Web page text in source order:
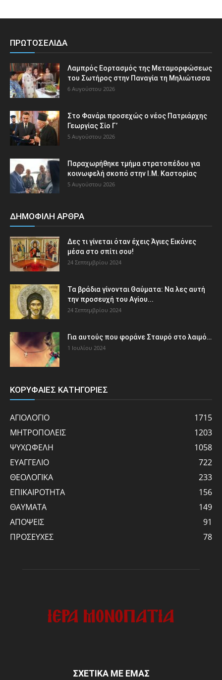
ΠΡΩΤΟΣΕΛΙΔΑ
Λαμπρός Εορτασμός της Μεταμορφώσεως
του Σωτήρος στην Παναγία τη Μηλιώτισσα
6 Αυγούστου 2026
Στο Φανάρι προσεχώς ο νέος Πατριάρχης
Γεωργίας Σίο Γ’
5 Αυγούστου 2026
Παραχωρήθηκε τμήμα στρατοπέδου για
κοινωφελή σκοπό στην Ι.Μ. Καστορίας
5 Αυγούστου 2026
ΔΗΜΟΦΙΛΗ ΑΡΘΡΑ
Δες τι γίνεται όταν έχεις Άγιες Εικόνες
μέσα στο σπίτι σου!
24 Σεπτεμβρίου 2024
Τα βράδια γίνονται Θαύματα: Να λες αυτή
την προσευχή του Αγίου...
24 Σεπτεμβρίου 2024
Για αυτούς που φοράνε Σταυρό στο λαιμό…
1 Ιουλίου 2024
ΚΟΡΥΦΑΙΕΣ ΚΑΤΗΓΟΡΙΕΣ
ΑΓΙΟΛΟΓΙΟ
1715
ΜΗΤΡΟΠΟΛΕΙΣ
1203
ΨΥΧΩΦΕΛΗ
1058
ΕΥΑΓΓΕΛΙΟ
722
ΘΕΟΛΟΓΙΚΑ
233
ΕΠΙΚΑΙΡΟΤΗΤΑ
156
ΘΑΥΜΑΤΑ
149
ΑΠΟΨΕΙΣ
91
ΠΡΟΣΕΥΧΕΣ
78
ΣΧΕΤΙΚΑ ΜΕ ΕΜΑΣ